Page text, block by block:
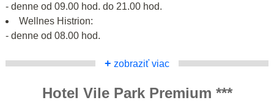
- denne od 09.00 hod. do 21.00 hod.
Wellnes Histrion:
- denne od 08.00 hod.
+ zobraziť viac
Hotel Vile Park Premium ***